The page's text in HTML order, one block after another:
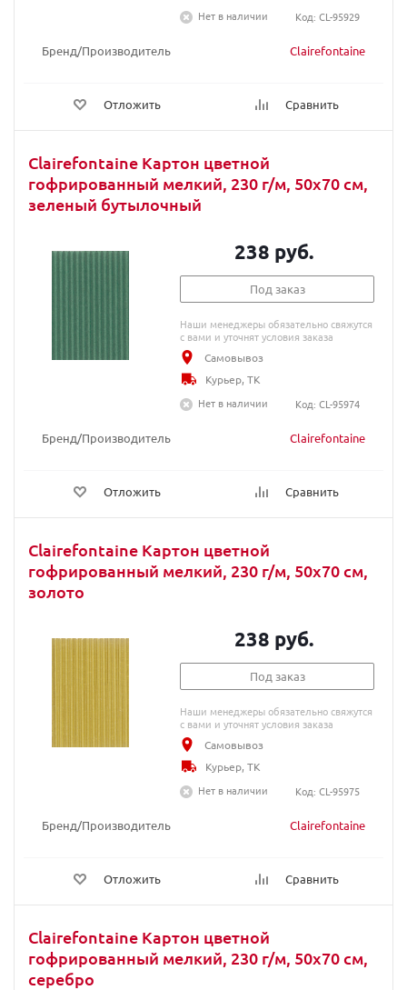
Бренд/Производитель Clairefontaine
Отложить Сравнить
Нет в наличии
Код: CL-95929
Clairefontaine Картон цветной
гофрированный мелкий, 230 г/м, 50х70 см,
зеленый бутылочный
Бренд/Производитель Clairefontaine
Отложить Сравнить
238 руб.
Под заказ
Наши менеджеры обязательно свяжутся
с вами и уточнят условия заказа
Самовывоз
Курьер, ТК
Нет в наличии
Код: CL-95974
Clairefontaine Картон цветной
гофрированный мелкий, 230 г/м, 50х70 см,
золото
Бренд/Производитель Clairefontaine
Отложить Сравнить
238 руб.
Под заказ
Наши менеджеры обязательно свяжутся
с вами и уточнят условия заказа
Самовывоз
Курьер, ТК
Нет в наличии
Код: CL-95975
Clairefontaine Картон цветной
гофрированный мелкий, 230 г/м, 50х70 см,
серебро